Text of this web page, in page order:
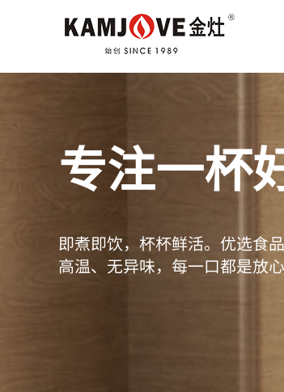
专注一杯
即煮即饮，杯杯鲜活。优选食
高温、无异味，每一口都是放心